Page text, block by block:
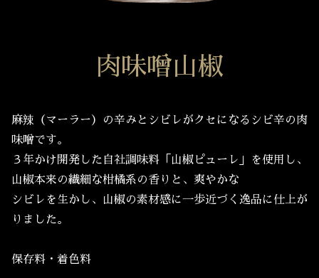
肉味噌山椒
麻辣（マーラー）の辛みとシビレがクセになるシビ辛の肉
味噌です。
３年かけ開発した自社調味料「山椒ピューレ」を使用し、
山椒本来の繊細な柑橘系の香りと、爽やかな
シビレを生かし、山椒の素材感に一歩近づく逸品に仕上が
りました。
保存料・着色料